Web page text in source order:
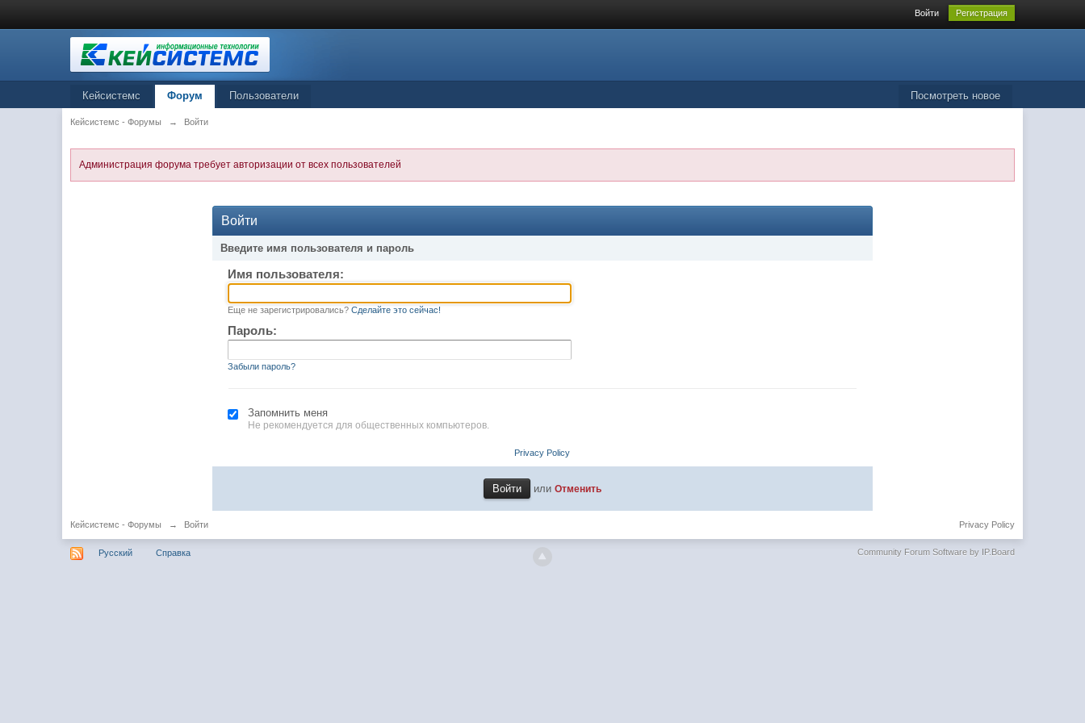
Войти Регистрация
Посмотреть новое
Кейсистемс Форум Пользователи
Кейсистемс - Форумы → Войти
Администрация форума требует авторизации от всех пользователей
Войти
Введите имя пользователя и пароль
Имя пользователя:
Еще не зарегистрировались? Сделайте это сейчас!
Пароль:
Забыли пароль?
Запомнить меня
Не рекомендуется для общественных компьютеров.
Privacy Policy
или Отменить
Кейсистемс - Форумы → Войти Privacy Policy
Русский Справка Community Forum Software by IP.Board